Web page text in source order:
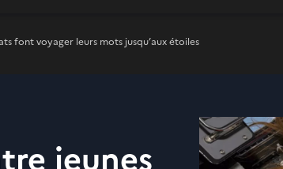
font voyager leurs mots jusqu’aux étoiles
jeunes